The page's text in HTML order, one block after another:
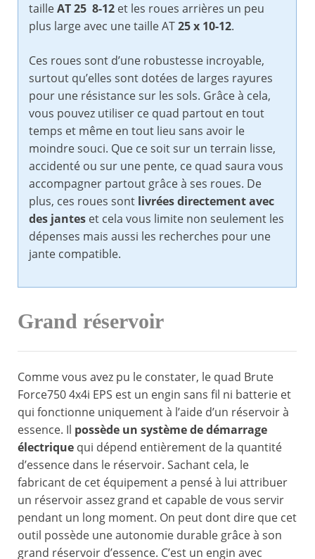
tailleAT 25 8-12 et les roues arrières un peu
plus large avec une taille AT25 x 10-12.
Ces roues sont d’une robustesse incroyable,
surtout qu’elles sont dotées de larges rayures
pour une résistance sur les sols. Grâce à cela,
vous pouvez utiliser ce quad partout en tout
temps et même en tout lieu sans avoir le
moindre souci. Que ce soit sur un terrain lisse,
accidenté ou sur une pente, ce quad saura vous
accompagner partout grâce à ses roues. De
plus, ces roues sont livrées directement avec
des jantes et cela vous limite non seulement les
dépenses mais aussi les recherches pour une
jante compatible.
Grand réservoir
Comme vous avez pu le constater, le quad Brute
Force750 4x4i EPS est un engin sans fil ni batterie et
qui fonctionne uniquement à l’aide d’un réservoir à
essence. Il possède un système de démarrage
électrique qui dépend entièrement de la quantité
d’essence dans le réservoir. Sachant cela, le
fabricant de cet équipement a pensé à lui attribuer
un réservoir assez grand et capable de vous servir
pendant un long moment. On peut dont dire que cet
outil possède une autonomie durable grâce à son
grand réservoir d’essence. C’est un engin avec